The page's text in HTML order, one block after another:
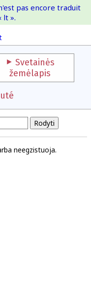
IOI
pas encore traduit
lt ».
Svetainės
žemėlapis
neegzistuoja.